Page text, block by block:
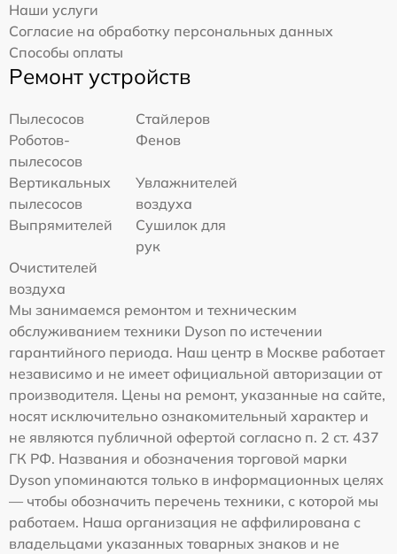
Наши услуги
Согласие на обработку персональных данных
Способы оплаты
Ремонт устройств
Пылесосов
Стайлеров
Роботов-
пылесосов
Фенов
Вертикальных
пылесосов
Увлажнителей
воздуха
Выпрямителей
Сушилок для
рук
Очистителей
воздуха
Мы занимаемся ремонтом и техническим
обслуживанием техники Dyson по истечении
гарантийного периода. Наш центр в Москве работает
независимо и не имеет официальной авторизации от
производителя. Цены на ремонт, указанные на сайте,
носят исключительно ознакомительный характер и
не являются публичной офертой согласно п. 2 ст. 437
ГК РФ. Названия и обозначения торговой марки
Dyson упоминаются только в информационных целях
— чтобы обозначить перечень техники, с которой мы
работаем. Наша организация не аффилирована с
владельцами указанных товарных знаков и не